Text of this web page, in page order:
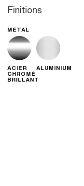
Finitions
MÉTAL
ACIER
CHROMÉ
BRILLANT
ALUMINIUM